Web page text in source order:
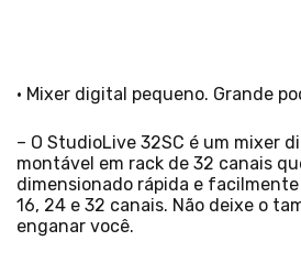
• Mixer digital pequeno. Grande
– O StudioLive 32SC é um mixer
montável em rack de 32 canais
dimensionado rápida e
16, 24 e 32 canais. Não deixe o
enganar você.